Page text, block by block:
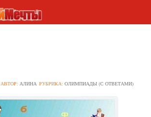
АВТОР:АЛИНА РУБРИКА:ОЛИМПИАДЫ (С ОТВЕТАМИ)